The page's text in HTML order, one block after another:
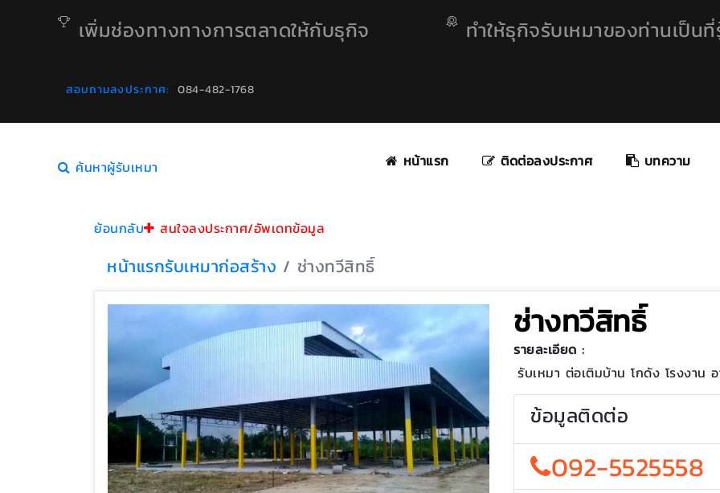
เพิ่มช่องทางทางการตลาดให้กับธุกิจ ทำให้ธุกิจรับเหมาของท่านเป็น
สอบถามลงประกาศ: 084-482-1768
ค้นหาผู้รับเหมา หน้าแรก ติดต่อลงประกาศ บทความ
ย้อนกลับ สนใจลงประกาศ/อัพเดทข้อมูล
หน้าแรกรับเหมาก่อสร้าง ช่างทวีสิทธิ์
ช่างทวีสิทธิ์
รายละเอียด :
รับเหมา ต่อเติมบ้าน โกดัง โรงงาน
ข้อมูลติดต่อ
092-5525558